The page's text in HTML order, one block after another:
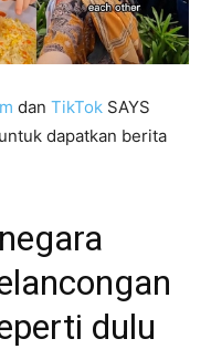
dan TikTok SAYS
dapatkan berita
dulu